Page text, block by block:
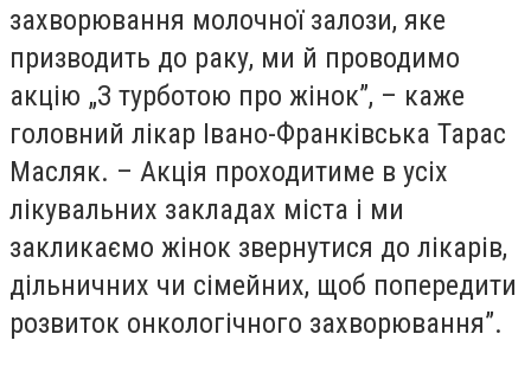
захворювання молочної залози, яке
призводить до раку, ми й проводимо
акцію „З турботою про жінок”, – каже
головний лікар Івано-Франківська Тарас
Масляк. – Акція проходитиме в усіх
лікувальних закладах міста і ми
закликаємо жінок звернутися до лікарів,
дільничних чи сімейних, щоб попередити
розвиток онкологічного захворювання”.